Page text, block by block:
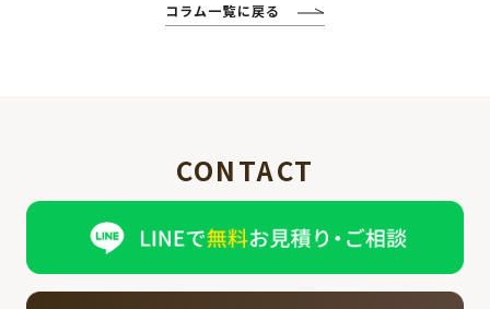
コラム一覧に戻る
CONTACT